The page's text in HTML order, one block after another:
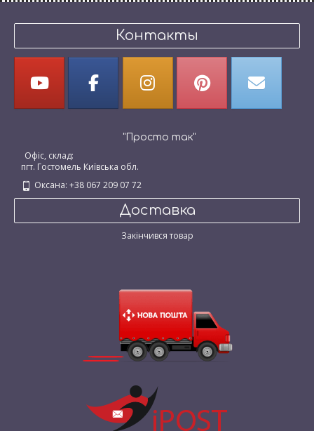
Контакты
"Просто так"
Офіс, склад:
пгт. Гостомель Київська обл.
Оксана: +38 067 209 07 72
Доставка
Закінчився товар